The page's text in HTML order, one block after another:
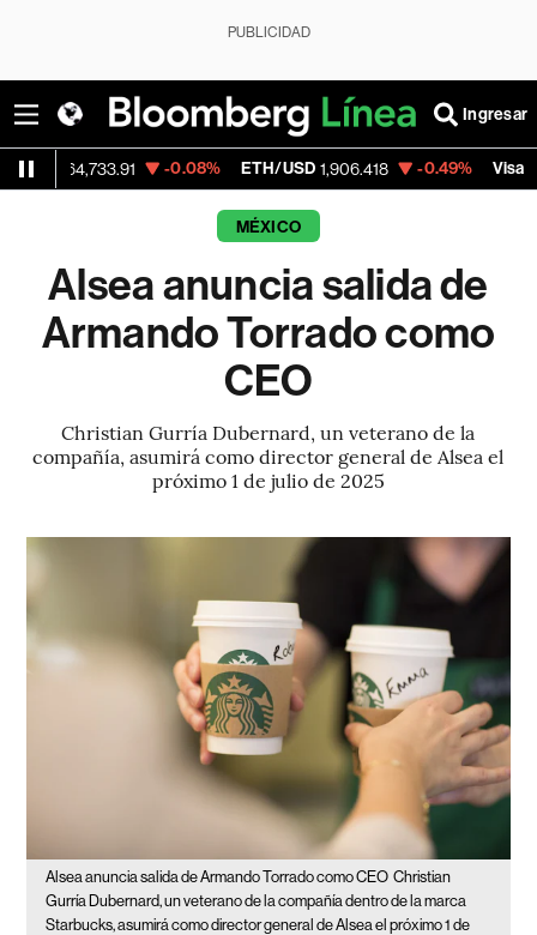
PUBLICIDAD
Ingresar
-0.08% ETH/USD 1,906.418 -0.49% Visa 368.54
MÉXICO
Alsea anuncia salida de
Armando Torrado como
CEO
Christian Gurría Dubernard, un veterano de la
compañía, asumirá como director general de Alsea el
próximo 1 de julio de 2025
Alsea anuncia salida de Armando Torrado como CEO Christian
Gurría Dubernard, un veterano de la compañía dentro de la marca
Starbucks, asumirá como director general de Alsea el próximo 1 de